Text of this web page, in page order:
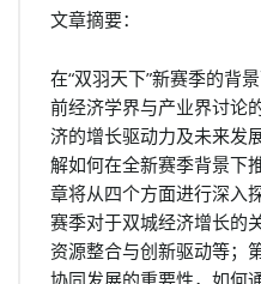
文章摘要：
在“双羽天下”新赛季的背
前经济学界与产业界讨论
济的增长驱动力及未来发
解如何在全新赛季背景下
章将从四个方面进行深入
赛季对于双城经济增长的
资源整合与创新驱动等；
协同发展的重要性，如何